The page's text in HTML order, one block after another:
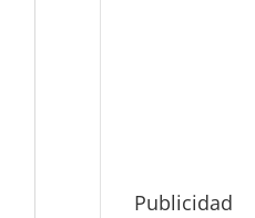
Publicidad